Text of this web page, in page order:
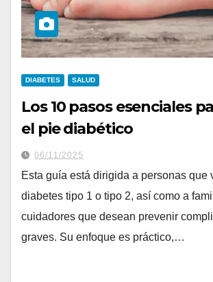
DIABETES SALUD
Los 10 pasos esenciales
el pie diabético
06/11/2025
Esta guía está dirigida a personas que
diabetes tipo 1 o tipo 2, así como a
cuidadores que desean prevenir
graves. Su enfoque es práctico,…